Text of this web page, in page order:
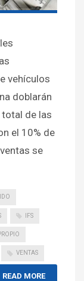
vehículos
doblarán
total de las
el 10% de
se
IFS
VENTAS
READ MORE